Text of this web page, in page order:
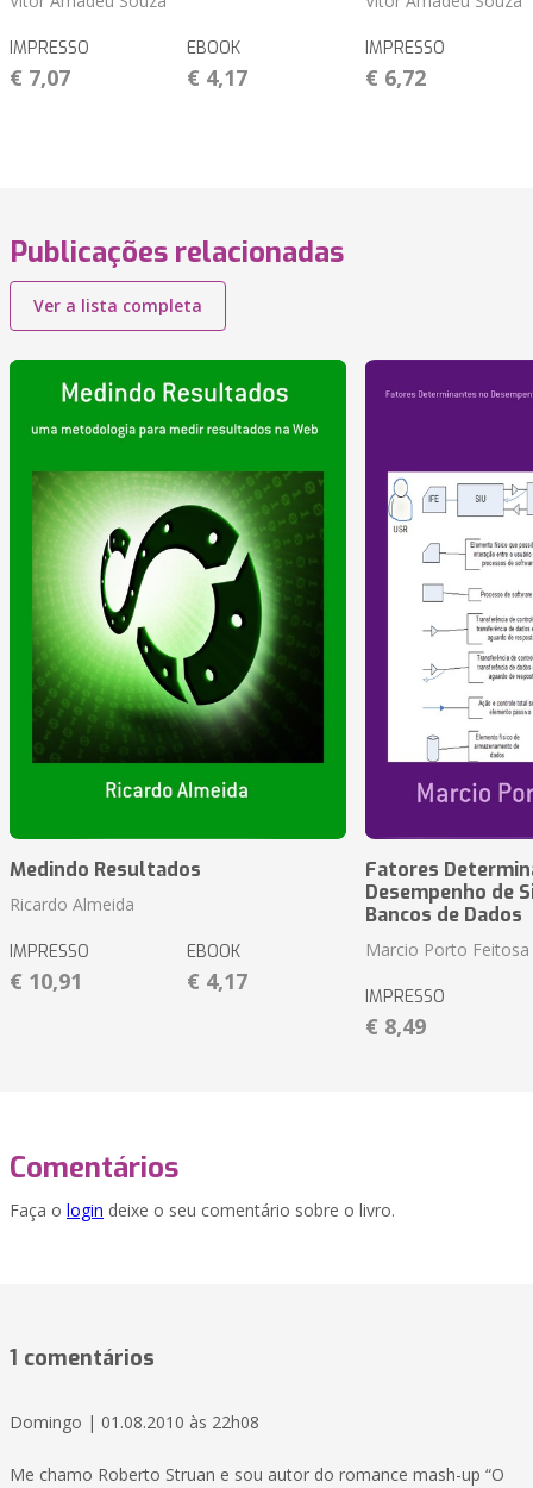
IMPRESSO
€ 7,07
EBOOK
€ 4,17
IMPRESSO
€ 6,72
Publicações relacionadas
Ver a lista completa
Medindo Resultados
Ricardo Almeida
IMPRESSO
€ 10,91
EBOOK
€ 4,17
Fatores
Desempenho de
Bancos de Dados
Marcio Porto Feitosa
IMPRESSO
€ 8,49
Comentários
Faça o login deixe o seu comentário sobre o livro.
1 comentários
Domingo | 01.08.2010 às 22h08
Me chamo Roberto Struan e sou autor do romance mash-up “O